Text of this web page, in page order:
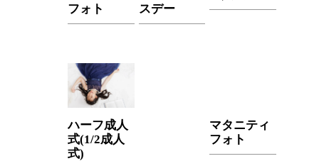
フォト
スデー
ハーフ成人
式(1/2成人
式)
マタニティ
フォト